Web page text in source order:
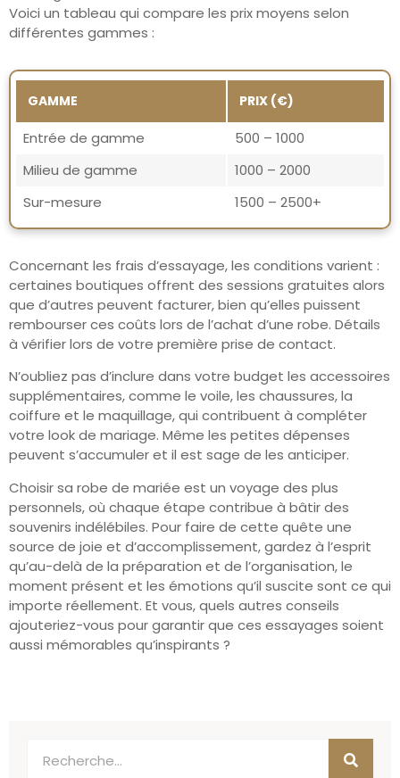
Voici un tableau qui compare les prix moyens selon
différentes gammes :
GAMME PRIX (€)
Entrée de gamme
500 – 1000
Milieu de gamme
1000 – 2000
Sur-mesure
1500 – 2500+
Concernant les frais d’essayage, les conditions varient :
certaines boutiques offrent des sessions gratuites alors
que d’autres peuvent facturer, bien qu’elles puissent
rembourser ces coûts lors de l’achat d’une robe. Détails
à vérifier lors de votre première prise de contact.
N’oubliez pas d’inclure dans votre budget les accessoires
supplémentaires, comme le voile, les chaussures, la
coiffure et le maquillage, qui contribuent à compléter
votre look de mariage. Même les petites dépenses
peuvent s’accumuler et il est sage de les anticiper.
Choisir sa robe de mariée est un voyage des plus
personnels, où chaque étape contribue à bâtir des
souvenirs indélébiles. Pour faire de cette quête une
source de joie et d’accomplissement, gardez à l’esprit
qu’au-delà de la préparation et de l’organisation, le
moment présent et les émotions qu’il suscite sont ce qui
importe réellement. Et vous, quels autres conseils
ajouteriez-vous pour garantir que ces essayages soient
aussi mémorables qu’inspirants ?